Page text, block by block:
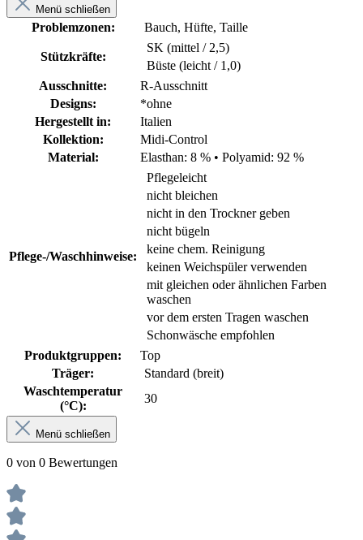
Menü schließen
Problemzonen: Bauch, Hüfte, Taille
Stützkräfte:
SK (mittel / 2,5)
Büste (leicht / 1,0)
Ausschnitte:
R-Ausschnitt
Designs:
*ohne
Hergestellt in:
Italien
Kollektion:
Midi-Control
Material:
Elasthan: 8 % • Polyamid: 92 %
Pflege-/Waschhinweise:
Pflegeleicht
nicht bleichen
nicht in den Trockner geben
nicht bügeln
keine chem. Reinigung
keinen Weichspüler verwenden
mit gleichen oder ähnlichen Farben
waschen
vor dem ersten Tragen waschen
Schonwäsche empfohlen
Produktgruppen:
Top
Träger:
Standard (breit)
Waschtemperatur
(°C):
30
Menü schließen
0 von 0 Bewertungen